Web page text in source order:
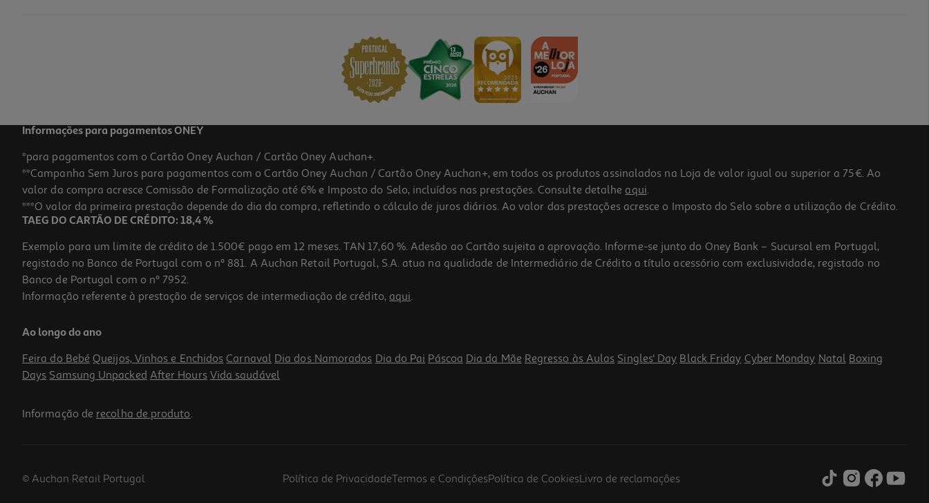
Informações para pagamentos ONEY
*para pagamentos com o Cartão Oney Auchan / Cartão Oney Auchan+.
**Campanha Sem Juros para pagamentos com o Cartão Oney Auchan / Cartão Oney Auchan+, em todos os produtos assinalados na Loja de valor igual ou superior a 75€. Ao
valor da compra acresce Comissão de Formalização até 6% e Imposto do Selo, incluídos nas prestações. Consulte detalhe aqui.
***O valor da primeira prestação depende do dia da compra, refletindo o cálculo de juros diários. Ao valor das prestações acresce o Imposto do Selo sobre a utilização de Crédito.
TAEG DO CARTÃO DE CRÉDITO: 18,4 %
Exemplo para um limite de crédito de 1.500€ pago em 12 meses. TAN 17,60 %. Adesão ao Cartão sujeita a aprovação. Informe-se junto do Oney Bank – Sucursal em Portugal,
registado no Banco de Portugal com o nº 881. A Auchan Retail Portugal, S.A. atua na qualidade de Intermediário de Crédito a título acessório com exclusividade, registado no
Banco de Portugal com o nº 7952.
Informação referente à prestação de serviços de intermediação de crédito, aqui.
Ao longo do ano
Feira do Bebé Queijos, Vinhos e Enchidos Carnaval Dia dos Namorados Dia do Pai Páscoa Dia da Mãe Regresso às Aulas Singles' Day Black Friday Cyber Monday Natal Boxing
Days Samsung Unpacked After Hours Vida saudável
Informação de recolha de produto.
Política de PrivacidadeTermos e CondiçõesPolítica de CookiesLivro de reclamações
© Auchan Retail Portugal